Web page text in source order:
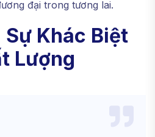
đại trong tương lai.
Khác Biệt
Lượng